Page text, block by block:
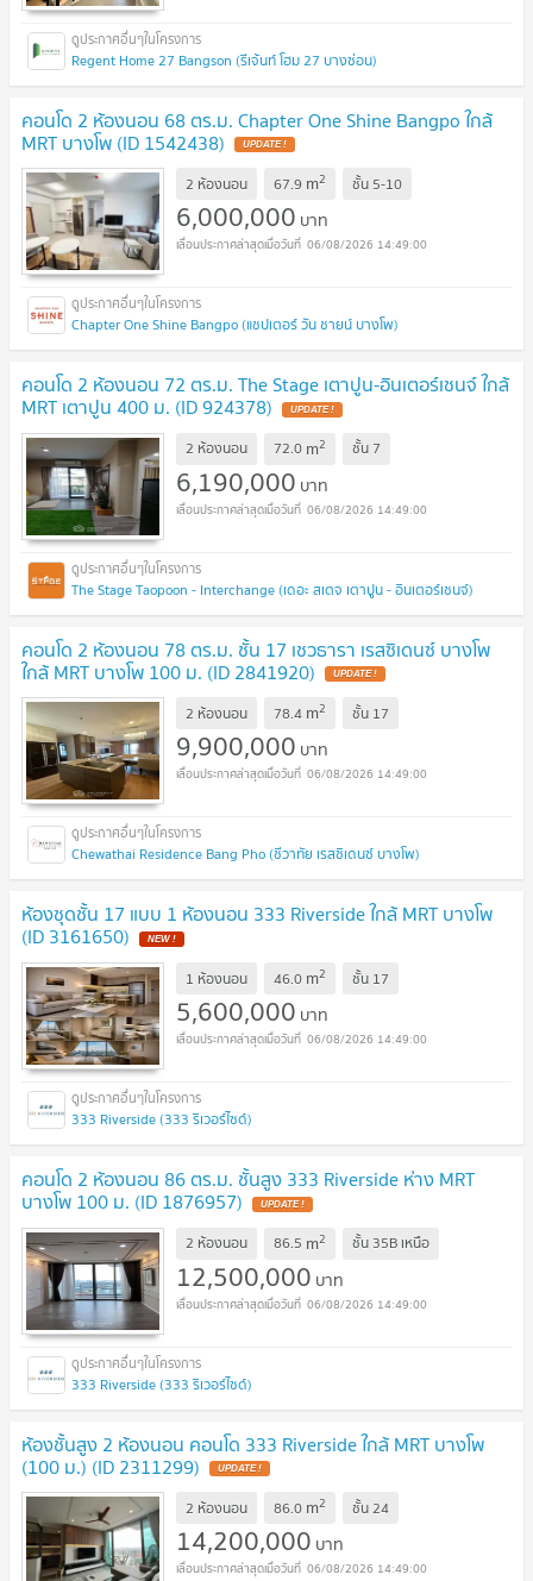
Regent Home 27 Bangson (รีเจ้นท์ โฮม 27 บางซ่อน)
คอนโด 2 ห้องนอน 68 ตร.ม. Chapter One Shine Bangpo ใกล้
MRT บางโพ (ID 1542438)
2 ห้องนอน 67.9 m2 ชั้น 5-10
6,000,000 บาท
06/08/2026 14:49:00
Chapter One Shine Bangpo (แชปเตอร์ วัน ชายน์ บางโพ)
คอนโด 2 ห้องนอน 72 ตร.ม. The Stage เตาปูน-อินเตอร์เชนจ์ ใกล้
MRT เตาปูน 400 ม. (ID 924378)
2 ห้องนอน 72.0 m2 ชั้น 7
6,190,000 บาท
06/08/2026 14:49:00
The Stage Taopoon - Interchange (เดอะ สเตจ เตาปูน - อินเตอร์เชนจ์)
คอนโด 2 ห้องนอน 78 ตร.ม. ชั้น 17 เชวธารา เรสซิเดนซ์ บางโพ
ใกล้ MRT บางโพ 100 ม. (ID 2841920)
2 ห้องนอน 78.4 m2 ชั้น 17
9,900,000 บาท
06/08/2026 14:49:00
Chewathai Residence Bang Pho (ชีวาทัย เรสซิเดนซ์ บางโพ)
ห้องชุดชั้น 17 แบบ 1 ห้องนอน 333 Riverside ใกล้ MRT บางโพ
(ID 3161650)
1 ห้องนอน 46.0 m2 ชั้น 17
5,600,000 บาท
06/08/2026 14:49:00
333 Riverside (333 ริเวอร์ไซด์)
คอนโด 2 ห้องนอน 86 ตร.ม. ชั้นสูง 333 Riverside ห่าง MRT
บางโพ 100 ม. (ID 1876957)
2 ห้องนอน 86.5 m2 ชั้น 35B เหนือ
12,500,000 บาท
06/08/2026 14:49:00
333 Riverside (333 ริเวอร์ไซด์)
ห้องชั้นสูง 2 ห้องนอน คอนโด 333 Riverside ใกล้ MRT บางโพ
(100 ม.) (ID 2311299)
2 ห้องนอน 86.0 m2 ชั้น24
14,200,000 บาท
06/08/2026 14:49:00